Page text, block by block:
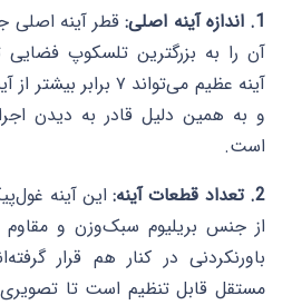
1. اندازه آینه اصلی:
آن را به بزرگترین تلسکوپ فضایی
آینه عظیم می‌تواند ۷
و به همین دلیل قادر به دیدن
است.
2. تعداد قطعات آینه:
از جنس بریلیوم سبک‌وزن و
باورنکردنی در کنار هم قرار
مستقل قابل تنظیم است تا تصویری